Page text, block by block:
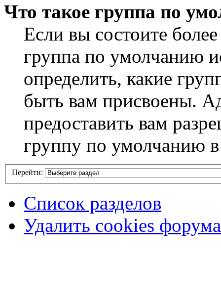
Что такое группа по
Если вы состоите
группа по умолчанию
определить, какие
быть вам присвоены.
предоставить вам
группу по умолчанию
Перейти:
Список разделов
Удалить cookies форума